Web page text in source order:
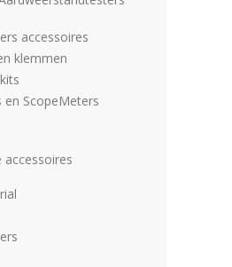
accessoires
klemmen
en ScopeMeters